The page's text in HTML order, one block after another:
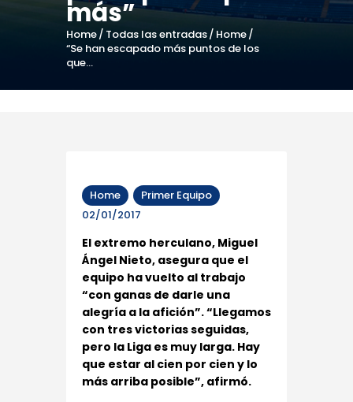
más”
Home Todas las entradas
Home
“Se han escapado más puntos de los
que...
Home
Primer Equipo
02/01/2017
El extremo herculano, Miguel
Ángel Nieto, asegura que el
equipo ha vuelto al trabajo
“con ganas de darle una
alegría a la afición”. “Llegamos
con tres victorias seguidas,
pero la Liga es muy larga. Hay
que estar al cien por cien y lo
más arriba posible”, afirmó.